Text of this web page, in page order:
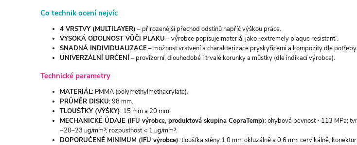
Co technik ocení nejvíc
4 VRSTVY (MULTILAYER) – přirozenější přechod odstínů napříč výškou práce.
VYSOKÁ ODOLNOST VŮČI PLAKU – výrobce popisuje materiál jako „extremely plaque resistant“.
SNADNÁ INDIVIDUALIZACE– možnost vrstvení a charakterizace pryskyřicemi a kompozity dle
UNIVERZÁLNÍ URČENÍ – provizorní, dlouhodobé i trvalé korunky a můstky (dle indikací výrobce).
Technické parametry
MATERIÁL: PMMA (polymethylmethacrylate).
PRŮMĚR DISKU: 98 mm.
TLOUŠŤKY (VÝŠKY): 15 mm a 20 mm.
MECHANICKÉ ÚDAJE (IFU výrobce, produktová skupina CopraTemp): ohybová pevnost ~113 MPa;
~20–23 μg/mm³; rozpustnost < 1 μg/mm³.
DOPORUČENÉ MINIMUM (IFU výrobce): tloušťka stěny 1,0 mm okluzálně a 0,6 mm cervikálně;